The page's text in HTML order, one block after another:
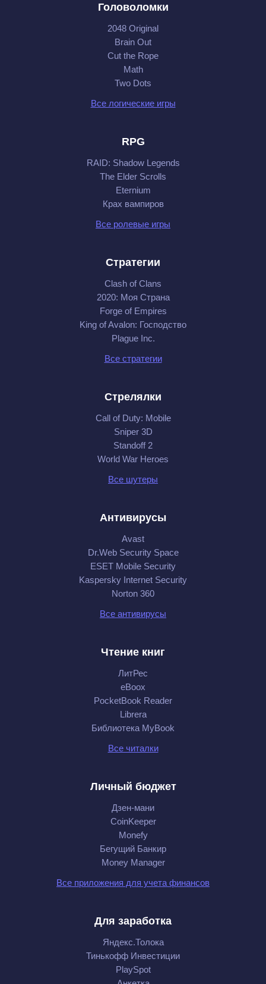
Головоломки
2048 Original
Brain Out
Cut the Rope
Math
Two Dots
Все логические игры
RPG
RAID: Shadow Legends
The Elder Scrolls
Eternium
Крах вампиров
Все ролевые игры
Стратегии
Clash of Clans
2020: Моя Cтрана
Forge of Empires
King of Avalon: Господство
Plague Inc.
Все стратегии
Стрелялки
Call of Duty: Mobile
Sniper 3D
Standoff 2
World War Heroes
Все шутеры
Антивирусы
Avast
Dr.Web Security Space
ESET Mobile Security
Kaspersky Internet Security
Norton 360
Все антивирусы
Чтение книг
ЛитРес
eBoox
PocketBook Reader
Librera
Библиотека MyBook
Все читалки
Личный бюджет
Дзен-мани
CoinKeeper
Monefy
Бегущий Банкир
Money Manager
Все приложения для учета финансов
Для заработка
Яндекс.Толока
Тинькофф Инвестиции
PlaySpot